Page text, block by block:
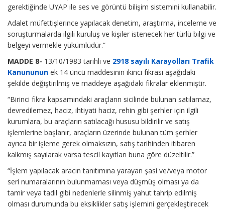
gerektiğinde UYAP ile ses ve görüntü bilişim sistemini kullanabilir.
Adalet müfettişlerince yapılacak denetim, araştırma, inceleme ve
soruşturmalarda ilgili kuruluş ve kişiler istenecek her türlü bilgi ve
belgeyi vermekle yükümlüdür.”
MADDE 8- 13/10/1983 tarihli ve 2918 sayılı Karayolları Trafik
Kanununun ek 14 üncü maddesinin ikinci fıkrası aşağıdaki
şekilde değiştirilmiş ve maddeye aşağıdaki fıkralar eklenmiştir.
“Birinci fıkra kapsamındaki araçların sicilinde bulunan satılamaz,
devredilemez, haciz, ihtiyati haciz, rehin gibi şerhler için ilgili
kurumlara, bu araçların satılacağı hususu bildirilir ve satış
işlemlerine başlanır, araçların üzerinde bulunan tüm şerhler
ayrıca bir işleme gerek olmaksızın, satış tarihinden itibaren
kalkmış sayılarak varsa tescil kayıtları buna göre düzeltilir.”
“İşlem yapılacak aracın tanıtımına yarayan şasi ve/veya motor
seri numaralarının bulunmaması veya düşmüş olması ya da
tamir veya tadil gibi nedenlerle silinmiş yahut tahrip edilmiş
olması durumunda bu eksiklikler satış işlemini gerçekleştirecek